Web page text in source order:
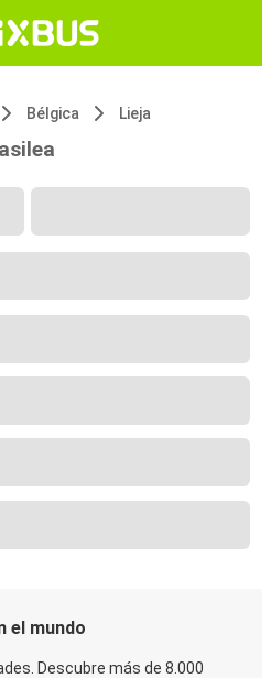
Bélgica Lieja
el mundo
Descubre más de 8.000